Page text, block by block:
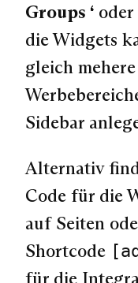
Groups“ oder
die Widgets
gleich
Sidebar
Alternativ
Code für die
auf Seiten
Shortcode
für die